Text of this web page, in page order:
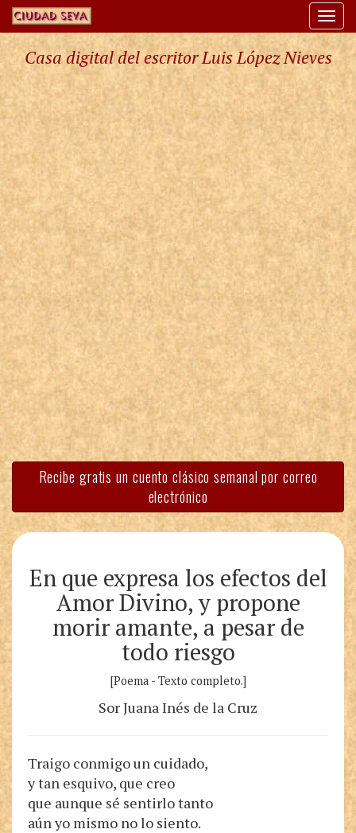
Casa digital del escritor Luis López Nieves
Recibe gratis un cuento clásico semanal por correo
electrónico
En que expresa los efectos del
Amor Divino, y propone
morir amante, a pesar de
todo riesgo
[Poema - Texto completo.]
Sor Juana Inés de la Cruz
Traigo conmigo un cuidado,
y tan esquivo, que creo
que aunque sé sentirlo tanto
aún yo mismo no lo siento.